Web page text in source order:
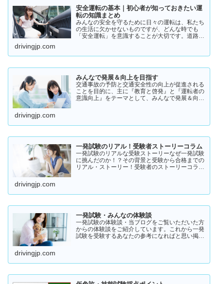
安全運転の基本｜初心者が知っておきたい運
転の知識まとめ
みんなの安全を守るために日々の運転は、私たち
の生活に欠かせないものですが、どんな時でも
「安全運転」を意識することが大切です。道路状
過ぎや注意力の低下、小…
drivingjp.com
みんなで発展＆向上を目指す
交通事故の予防と交通安全性の向上が促進される
ことを目的に、主に『教育と啓発』と『運転者の
意識向上』をテーマとして、みんなで発展＆向上
drivingjp.com
一発試験のリアル！受験者ストーリーコラム
一発試験のリアルな受験ストーリーなぜ一発試験
に挑んだのか！？その背景と受験から合格までの
リアル・ストーリー！受験者のストーリーコラム
drivingjp.com
一発試験・みんなの体験談
一発試験の体験談・当ブログをご覧いただいた方
からの体験談をご紹介しています。これから一発
試験を受験するあなたの参考になればと思い掲載
drivingjp.com